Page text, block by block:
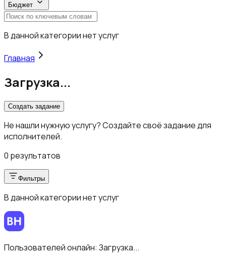
Бюджет
В данной категории нет услуг
Главная
Загрузка...
Создать задание
Не нашли нужную услугу? Создайте своё задание для
исполнителей.
0 результатов
Фильтры
В данной категории нет услуг
Пользователей онлайн: Загрузка...